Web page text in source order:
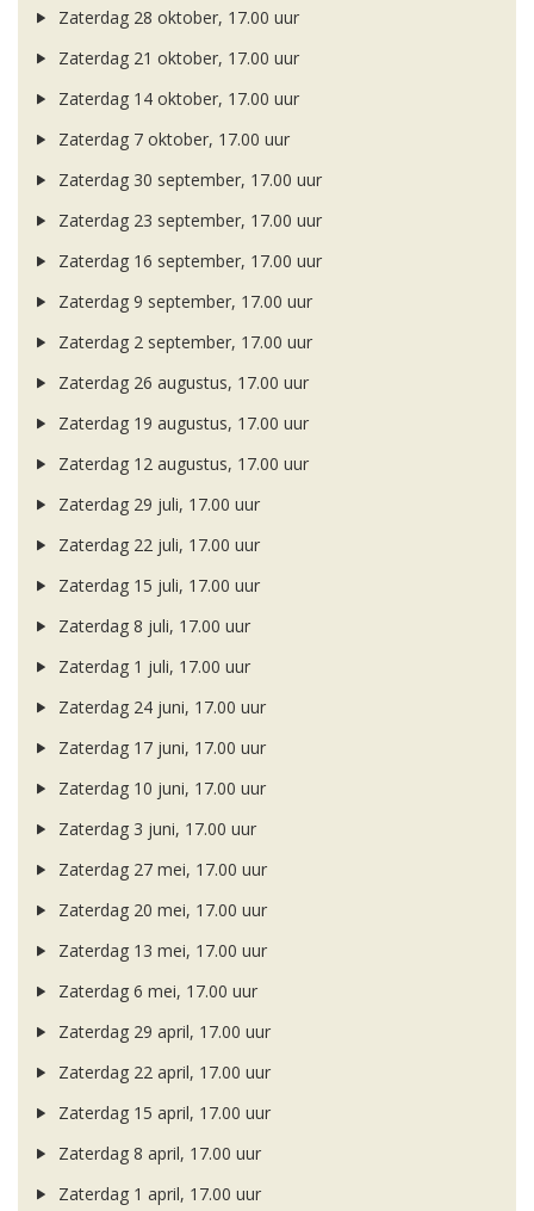
Zaterdag 28 oktober, 17.00 uur
Zaterdag 21 oktober, 17.00 uur
Zaterdag 14 oktober, 17.00 uur
Zaterdag 7 oktober, 17.00 uur
Zaterdag 30 september, 17.00 uur
Zaterdag 23 september, 17.00 uur
Zaterdag 16 september, 17.00 uur
Zaterdag 9 september, 17.00 uur
Zaterdag 2 september, 17.00 uur
Zaterdag 26 augustus, 17.00 uur
Zaterdag 19 augustus, 17.00 uur
Zaterdag 12 augustus, 17.00 uur
Zaterdag 29 juli, 17.00 uur
Zaterdag 22 juli, 17.00 uur
Zaterdag 15 juli, 17.00 uur
Zaterdag 8 juli, 17.00 uur
Zaterdag 1 juli, 17.00 uur
Zaterdag 24 juni, 17.00 uur
Zaterdag 17 juni, 17.00 uur
Zaterdag 10 juni, 17.00 uur
Zaterdag 3 juni, 17.00 uur
Zaterdag 27 mei, 17.00 uur
Zaterdag 20 mei, 17.00 uur
Zaterdag 13 mei, 17.00 uur
Zaterdag 6 mei, 17.00 uur
Zaterdag 29 april, 17.00 uur
Zaterdag 22 april, 17.00 uur
Zaterdag 15 april, 17.00 uur
Zaterdag 8 april, 17.00 uur
Zaterdag 1 april, 17.00 uur